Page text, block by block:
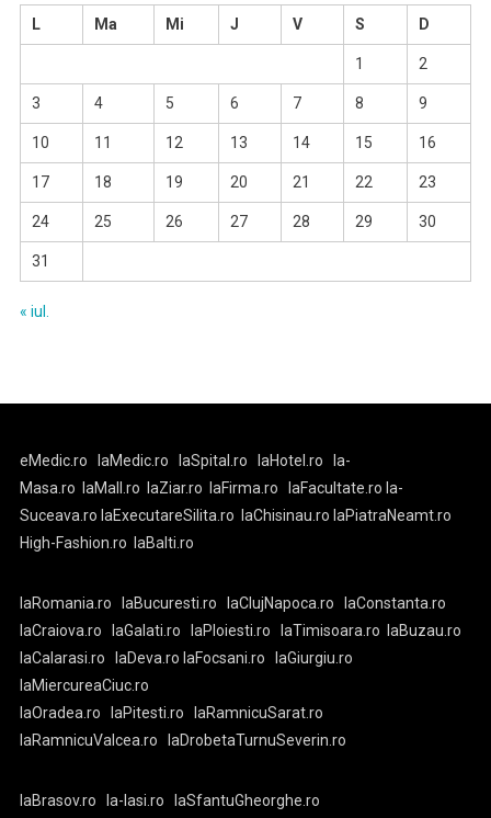
L
Ma Mi J V S D
1 2
3 4 5 6 7 8 9
10 11 12 13 14 15 16
17 18 19 20 21 22 23
24 25 26 27 28 29 30
31
« iul.
eMedic.ro laMedic.ro laSpital.ro laHotel.ro
la-
Masa.ro
laMall.ro laZiar.ro laFirma.ro laFacultate.ro la-
Suceava.ro laExecutareSilita.ro laChisinau.ro laPiatraNeamt.ro
High-Fashion.ro
laBalti.ro
laRomania.ro laBucuresti.ro laClujNapoca.ro
laConstanta.ro
laCraiova.ro
laGalati.ro laPloiesti.ro laTimisoara.ro
laBuzau.ro
laCalarasi.ro
laDeva.ro laFocsani.ro
laGiurgiu.ro
laMiercureaCiuc.ro
laOradea.ro
laPitesti.ro
laRamnicuSarat.ro
laRamnicuValcea.ro
laDrobetaTurnuSeverin.ro
laBrasov.ro la-Iasi.ro laSfantuGheorghe.ro